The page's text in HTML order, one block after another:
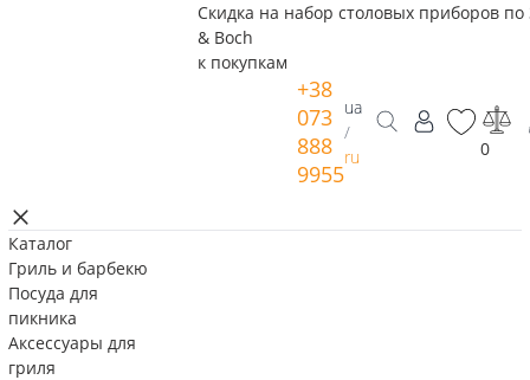
Скидка на набор столовых приборов
& Boch
к покупкам
+38
073
888
9955
ua
/
ru
0
Каталог
Гриль и барбекю
Посуда для
пикника
Аксессуары для
гриля